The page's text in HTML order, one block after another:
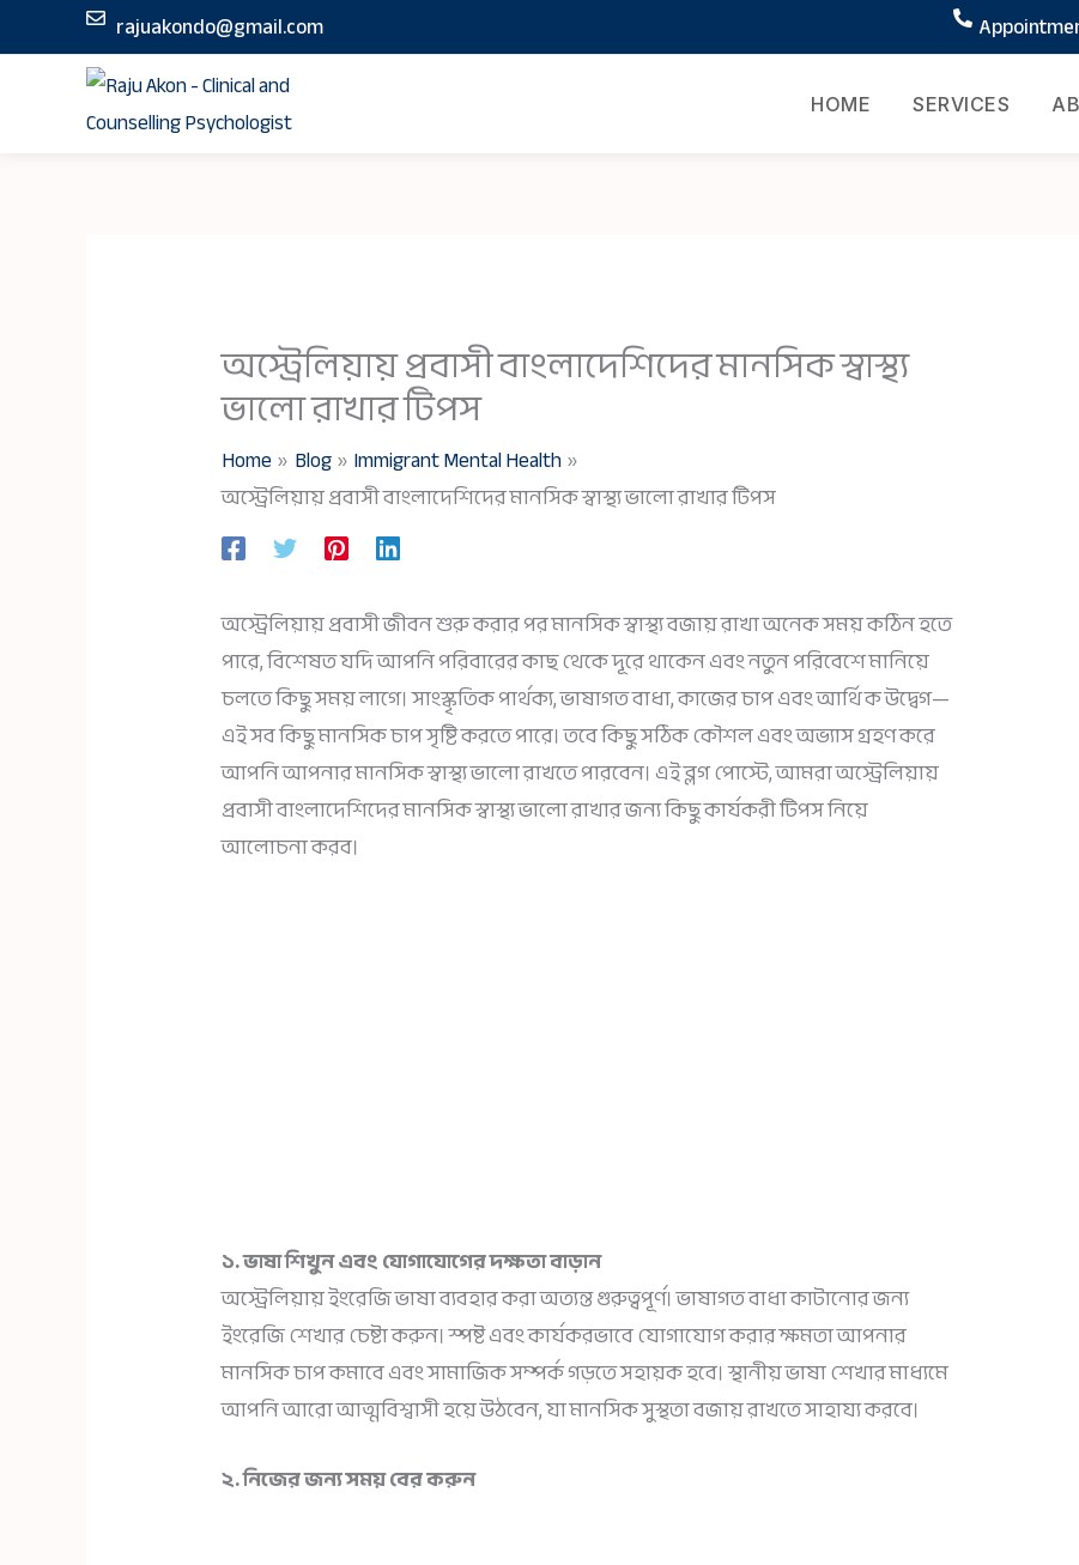
to
rajuakondo@gmail.com
HOME SERVICES
অস্ট্রেলিয়ায় প্রবাসী বাংলাদেশিদের মানসিক স্বাস্থ্য
ভালো রাখার টিপস
Home Blog
Immigrant Mental Health
অস্ট্রেলিয়ায় প্রবাসী বাংলাদেশিদের মানসিক স্বাস্থ্য ভালো রাখার টিপস
অস্ট্রেলিয়ায় প্রবাসী জীবন শুরু করার পর মানসিক স্বাস্থ্য বজায় রাখা অনেক সময় কঠিন হতে
পারে, বিশেষত যদি আপনি পরিবারের কাছ থেকে দূরে থাকেন এবং নতুন পরিবেশে মানিয়ে
চলতে কিছু সময় লাগে। সাংস্কৃতিক পার্থক্য, ভাষাগত বাধা, কাজের চাপ এবং আর্থিক উদ্বেগ—
এই সব কিছু মানসিক চাপ সৃষ্টি করতে পারে। তবে কিছু সঠিক কৌশল এবং অভ্যাস গ্রহণ করে
আপনি আপনার মানসিক স্বাস্থ্য ভালো রাখতে পারবেন। এই ব্লগ পোস্টে, আমরা অস্ট্রেলিয়ায়
প্রবাসী বাংলাদেশিদের মানসিক স্বাস্থ্য ভালো রাখার জন্য কিছু কার্যকরী টিপস নিয়ে
আলোচনা করব।
১. ভাষা শিখুন এবং যোগাযোগের দক্ষতা বাড়ান
অস্ট্রেলিয়ায় ইংরেজি ভাষা ব্যবহার করা অত্যন্ত গুরুত্বপূর্ণ। ভাষাগত বাধা কাটানোর জন্য
ইংরেজি শেখার চেষ্টা করুন। স্পষ্ট এবং কার্যকরভাবে যোগাযোগ করার ক্ষমতা আপনার
মানসিক চাপ কমাবে এবং সামাজিক সম্পর্ক গড়তে সহায়ক হবে। স্থানীয় ভাষা শেখার মাধ্যমে
আপনি আরো আত্মবিশ্বাসী হয়ে উঠবেন, যা মানসিক সুস্থতা বজায় রাখতে সাহায্য করবে।
২. নিজের জন্য সময় বের করুন